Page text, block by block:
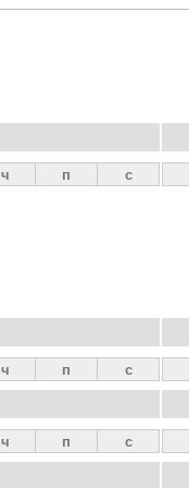
ч п с
ч п с
ч п с